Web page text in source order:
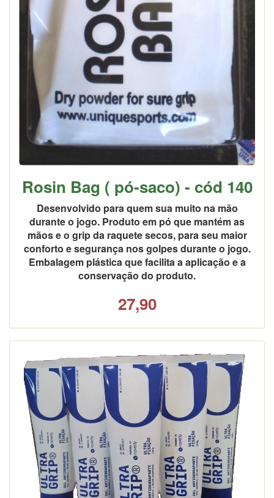
Rosin Bag ( pó-saco) - cód 140
Desenvolvido para quem sua muito na mão
durante o jogo. Produto em pó que mantém as
mãos e o grip da raquete secos, para seu maior
conforto e segurança nos golpes durante o jogo.
Embalagem plástica que facilita a aplicação e a
conservação do produto.
27,90